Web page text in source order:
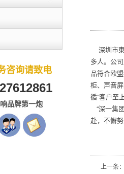
咨询请致电
品牌第一炮
深圳市東
多人。公
品符合欧
柜、声音
循“客户至
“深一集
赴，不懈
上一条